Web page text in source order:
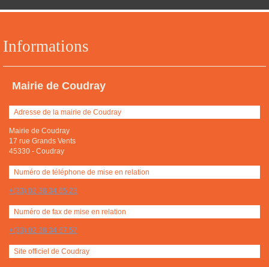
Informations
Mairie de Coudray
Adresse de la mairie de Coudray
Mairie de Coudray
17 rue Grands Vents
45330 - Coudray
Numéro de téléphone de mise en relation
+(33) 02 38 34 65 23
Numéro de fax de mise en relation
+(33) 02 38 34 67 57
Site officiel de Coudray